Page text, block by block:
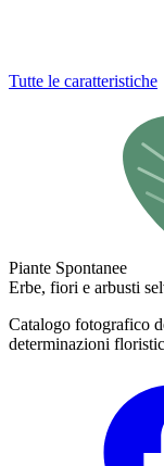
Tutte le caratteristiche
Piante Spontanee
Erbe, fiori e arbusti
Catalogo fotografico
determinazioni